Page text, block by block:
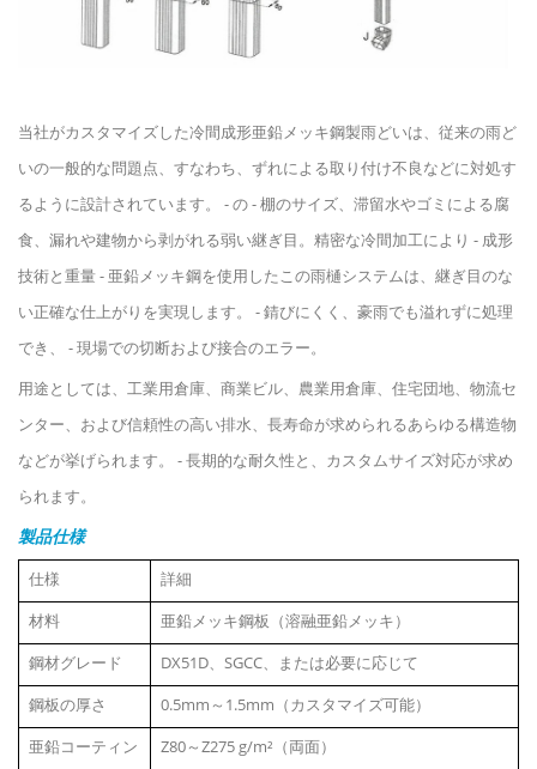
当社がカスタマイズした冷間成形亜鉛メッキ鋼製雨どいは、従来の雨ど
いの一般的な問題点、すなわち、ずれによる取り付け不良などに対処す
るように設計されています。 -の-棚のサイズ、滞留水やゴミによる腐
食、漏れや建物から剥がれる弱い継ぎ目。精密な冷間加工により - 成形
技術と重量- 亜鉛メッキ鋼を使用したこの雨樋システムは、継ぎ目のな
い正確な仕上がりを実現します。 -錆びにくく、豪雨でも溢れずに処理
でき、 -現場での切断および接合のエラー。
用途としては、工業用倉庫、商業ビル、農業用倉庫、住宅団地、物流セ
ンター、および信頼性の高い排水、長寿命が求められるあらゆる構造物
などが挙げられます。 -長期的な耐久性と、カスタムサイズ対応が求め
られます。
製品仕様
仕様
詳細
材料
亜鉛メッキ鋼板（溶融亜鉛メッキ）
鋼材グレード
DX51D、SGCC、または必要に応じて
鋼板の厚さ
0.5mm～1.5mm（カスタマイズ可能）
亜鉛コーティン
Z80～Z275 g/m²（両面）